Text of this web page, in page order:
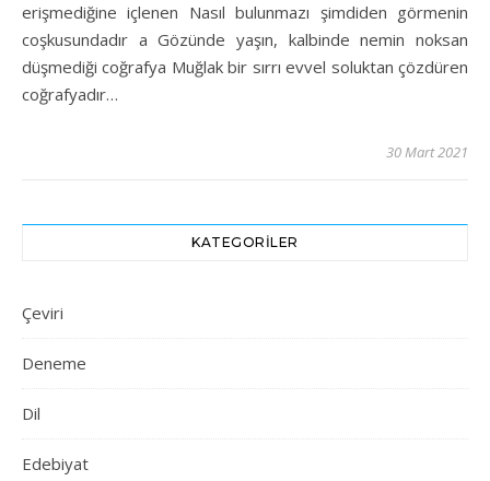
erişmediğine içlenen Nasıl bulunmazı şimdiden görmenin
coşkusundadır a Gözünde yaşın, kalbinde nemin noksan
düşmediği coğrafya Muğlak bir sırrı evvel soluktan çözdüren
coğrafyadır…
30 Mart 2021
KATEGORILER
Çeviri
Deneme
Dil
Edebiyat